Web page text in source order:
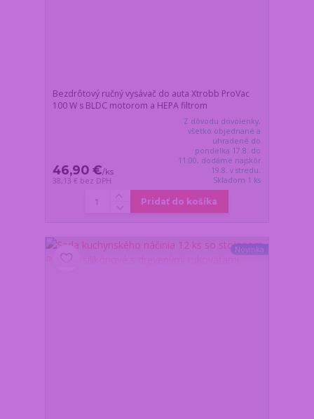
Bezdrôtový ručný vysávač do auta Xtrobb ProVac
100 W s BLDC motorom a HEPA filtrom
46,90 €/ks
38,13 € bez DPH
Z dôvodu dovolenky,
všetko objednané a
uhradené do
pondelka 17.8. do
11:00, dodáme najskôr
19.8. v stredu.
Skladom 1 ks
Pridať do košíka
Novinka